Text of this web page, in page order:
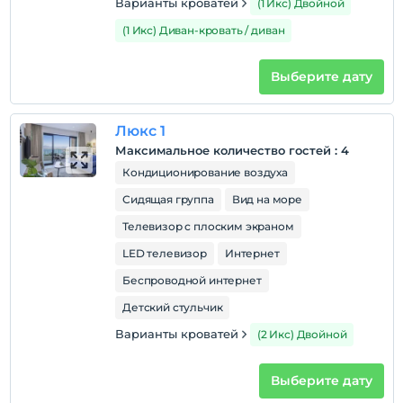
Домашние животные
Домашние животные не допускаются
Дети
С детей младше 0 плата не взимается.
Плата за 1 ребенка (детей) в возрасте до 12 на номер
не взимается.
(1 Икс) Двойной
(1 Икс) Диван-кровать / диван
Выберите дату
Люкс 1
Максимальное количество гостей : 4
Кондиционирование воздуха
Сидящая группа
Вид на море
Телевизор с плоским экраном
LED телевизор
Интернет
Беспроводной интернет
Детский стульчик
Варианты кроватей (2 Икс) Двойной
Выберите дату